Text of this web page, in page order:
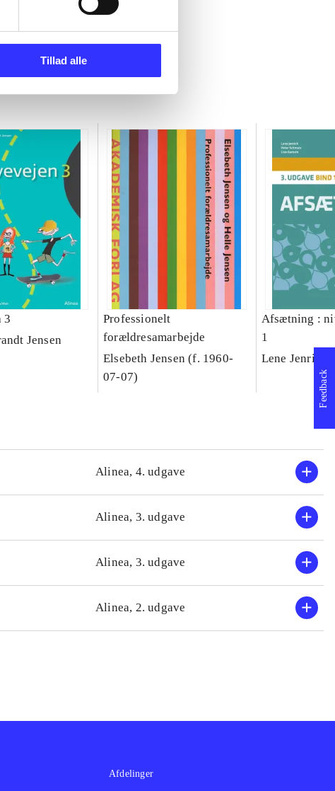
Tillad alle
3
Jensen
Professionelt
forældresamarbejde
Elsebeth Jensen (f. 1960-
07-07)
Afsætning :
1
Lene Jenrich
Alinea, 4. udgave
Alinea, 3. udgave
Alinea, 3. udgave
Alinea, 2. udgave
Feedback
Afdelinger